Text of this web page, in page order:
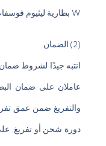
انتبه جيدًا لشروط ضمان
عاملان على ضمان
والتفريغ ضمن عمق تفريغ